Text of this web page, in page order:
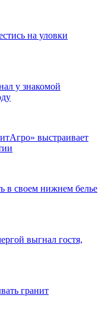
на уловки
у знакомой
выстраивает
в своем нижнем белье
выгнал гостя,
гранит